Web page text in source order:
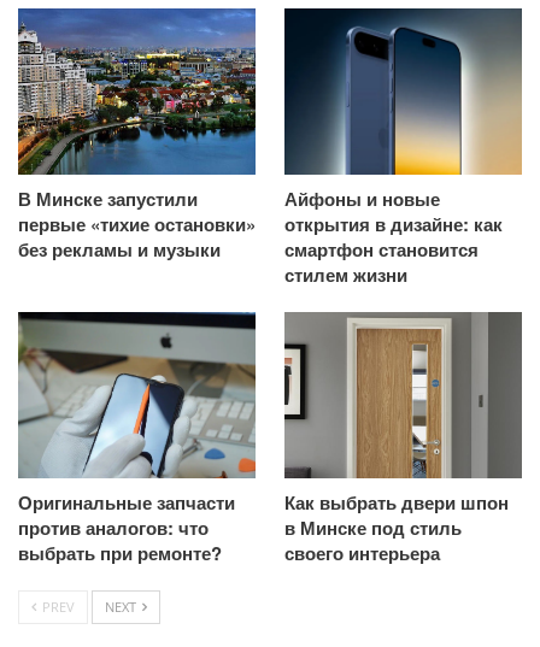
В Минске запустили
первые «тихие остановки»
без рекламы и музыки
Айфоны и новые
открытия в дизайне: как
смартфон становится
стилем жизни
Оригинальные запчасти
против аналогов: что
выбрать при ремонте?
Как выбрать двери шпон
в Минске под стиль
своего интерьера
PREV NEXT